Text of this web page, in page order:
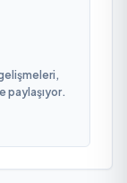
paylaşıyor.